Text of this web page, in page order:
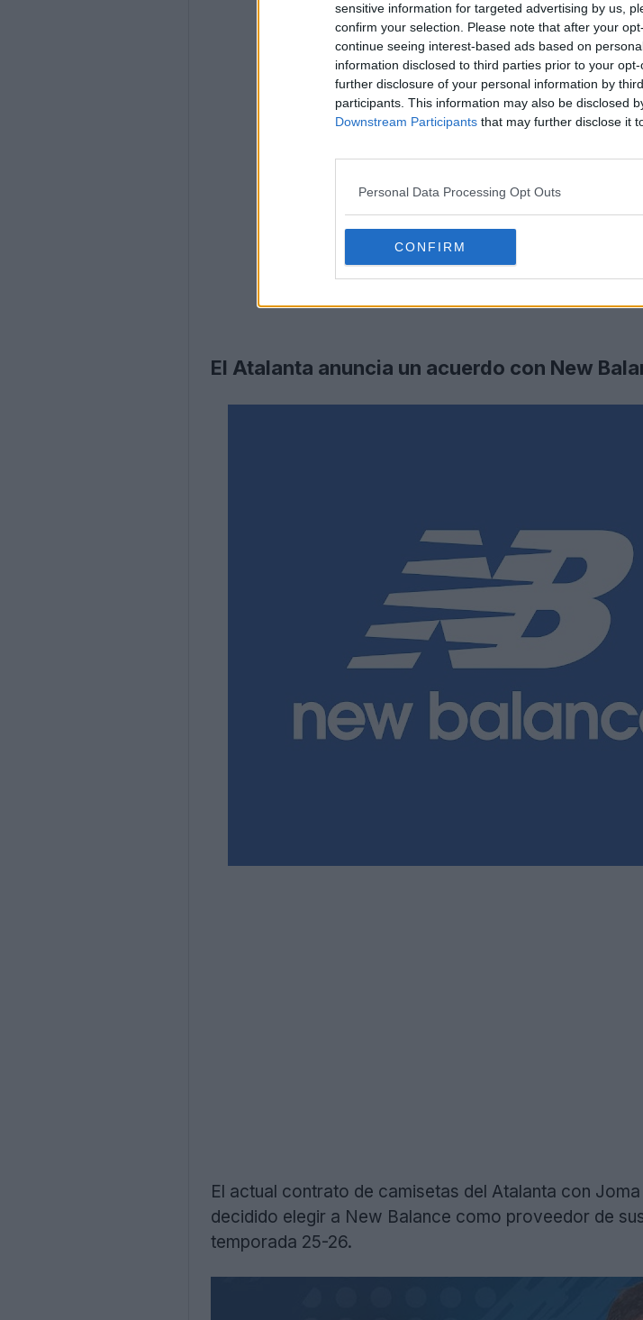
sensitive information for targeted advertising by us,
confirm your selection. Please note that after your
continue seeing interest-based ads based on
information disclosed to third parties prior to your
further disclosure of your personal information by
participants. This information may also be disclosed
Downstream Participants that may further disclose it
Personal Data Processing Opt Outs
CONFIRM
El Atalanta anuncia un acuerdo con New
El actual contrato de camisetas del Atalanta con
decidido elegir a New Balance como proveedor de
temporada 25-26.